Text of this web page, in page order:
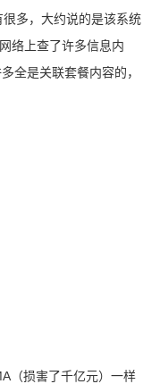
多，大约说的是该系统
络上查了许多信息内
全是关联套餐内容的，
（损害了千亿元）一样